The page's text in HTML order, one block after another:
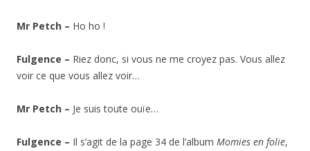
Mr Petch – Ho ho !
Fulgence – Riez donc, si vous ne me croyez pas. Vous allez
voir ce que vous allez voir…
Mr Petch – Je suis toute ouïe…
Fulgence – Il s’agit de la page 34 de l’album Momies en folie,